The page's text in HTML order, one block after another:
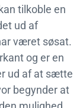
tilkoble en
ud af
været søsat.
og er en
ud af at sætte
begynder at